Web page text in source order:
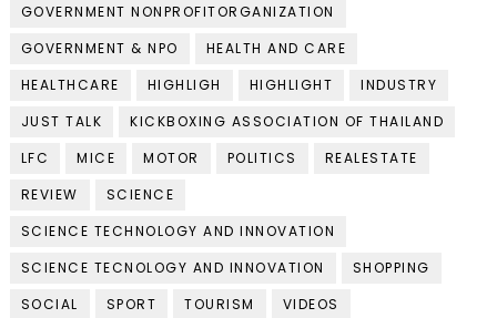
GOVERNMENT NONPROFITORGANIZATION
GOVERNMENT & NPO
HEALTH AND CARE
HEALTHCARE
HIGHLIGH HIGHLIGHT
INDUSTRY
JUST TALK
KICKBOXING ASSOCIATION OF THAILAND
LFC
MICE MOTOR POLITICS
REALESTATE
REVIEW
SCIENCE
SCIENCE TECHNOLOGY AND INNOVATION
SCIENCE TECNOLOGY AND INNOVATION
SHOPPING
SOCIAL
SPORT TOURISM VIDEOS